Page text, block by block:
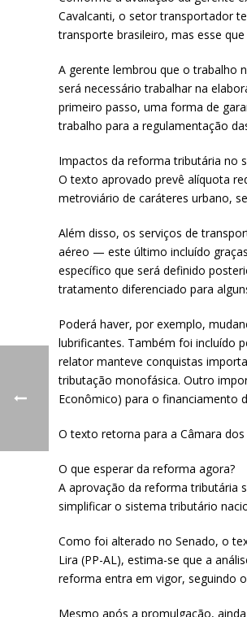
Cavalcanti, o setor transportador
transporte brasileiro, mas esse
A gerente lembrou que o trabalho
será necessário trabalhar na
primeiro passo, uma forma de
trabalho para a regulamentação
Impactos da reforma tributária no
O texto aprovado prevê alíquota
metroviário de caráteres urbano,
Além disso, os serviços de
aéreo — este último incluído
específico que será definido
tratamento diferenciado para
Poderá haver, por exemplo,
lubrificantes. Também foi incluído
relator manteve conquistas
tributação monofásica. Outro
Econômico) para o financiamento
O texto retorna para a Câmara
O que esperar da reforma agora?
A aprovação da reforma tributária
simplificar o sistema tributário
Como foi alterado no Senado, o
Lira (PP-AL), estima-se que a
reforma entra em vigor, seguindo
Mesmo após a promulgação,